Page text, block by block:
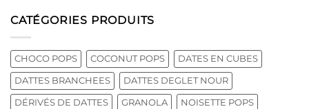
CATÉGORIES PRODUITS
CHOCO POPS COCONUT POPS DATES EN CUBES
DATTES BRANCHEES DATTES DEGLET NOUR
DÉRIVÉS DE DATTES GRANOLA NOISETTE POPS